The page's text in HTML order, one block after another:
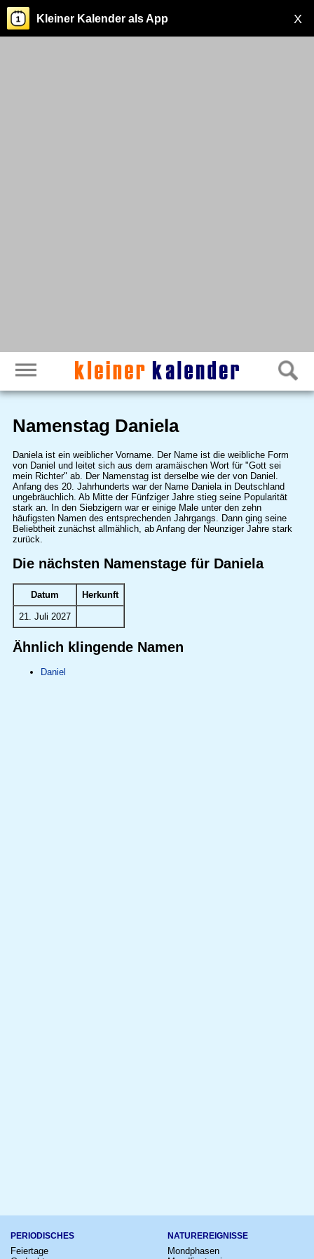
X
Kleiner Kalender als App
Namenstag Daniela
Daniela ist ein weiblicher Vorname. Der Name ist die weibliche Form
von Daniel und leitet sich aus dem aramäischen Wort für "Gott sei
mein Richter" ab. Der Namenstag ist derselbe wie der von Daniel.
Anfang des 20. Jahrhunderts war der Name Daniela in Deutschland
ungebräuchlich. Ab Mitte der Fünfziger Jahre stieg seine Popularität
stark an. In den Siebzigern war er einige Male unter den zehn
häufigsten Namen des entsprechenden Jahrgangs. Dann ging seine
Beliebtheit zunächst allmählich, ab Anfang der Neunziger Jahre stark
zurück.
Die nächsten Namenstage für Daniela
Datum Herkunft
21. Juli 2027
Ähnlich klingende Namen
Daniel
PERIODISCHES
Feiertage
NATUREREIGNISSE
Mondphasen